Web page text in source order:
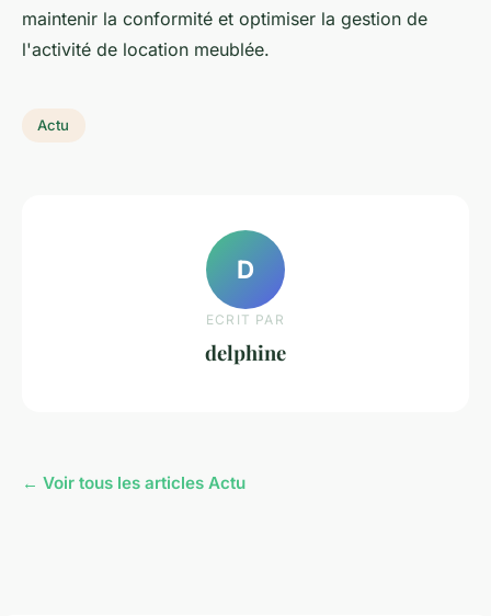
maintenir la conformité et optimiser la gestion de
l'activité de location meublée.
Actu
D
ECRIT PAR
delphine
← Voir tous les articles Actu